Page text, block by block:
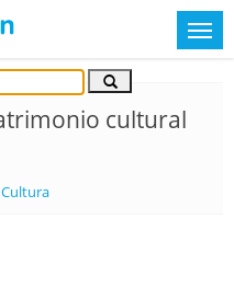
cultural
Cultura